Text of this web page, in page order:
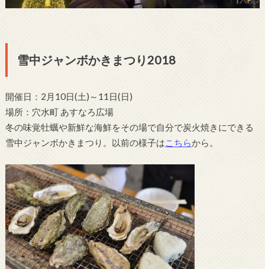
雪中ジャンボかきまつり2018
開催日：2月10日(土)～11日(日)
場所：穴水町 あすなろ広場
冬の味覚牡蠣や新鮮な海鮮をその場で自分で炭火焼きにできる
雪中ジャンボかきまつり。以前の様子はこちらから。